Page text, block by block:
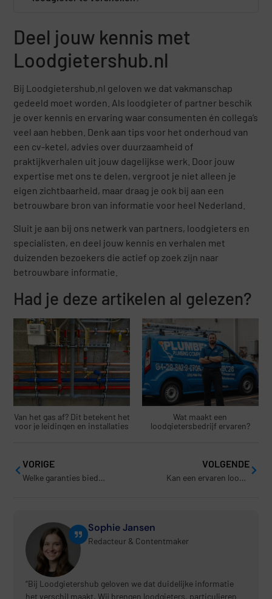
Deel jouw kennis met
Loodgietershub.nl
Bij Loodgietershub.nl geloven we dat vakmanschap
gedeeld moet worden. Als loodgieter of partner beschik
je over kennis en ervaring waar consumenten én collega’s
veel aan hebben. Denk aan tips voor het onderhoud van
een cv-ketel, advies over duurzaamheid of
praktijkverhalen uit jouw dagelijkse werk. Door jouw
expertise met ons te delen, vergroot je niet alleen je
eigen zichtbaarheid, maar draag je ook bij aan een
betrouwbare bron van informatie voor heel Nederland.
Sluit je aan bij ons netwerk van partners, loodgieters en
specialisten, en deel jouw kennis en verhalen met
duizenden bezoekers die actief op zoek zijn naar
betrouwbare informatie.
Had je deze artikelen al gelezen?
Van het gas af? Dit betekent het
voor je leidingen en installaties
Wat maakt een
loodgietersbedrijf ervaren?
VORIGE
Welke garanties biedt een ervaren loodgietersbedrijf op reparaties?
VOLGENDE
Kan een ervaren loodgietersbedrijf advies geven over preventief onderhoud?
Sophie Jansen
Redacteur & Contentmaker
“Bij Loodgietershub geloven we dat duidelijke informatie
het verschil maakt. Wij brengen loodgieters, particulieren